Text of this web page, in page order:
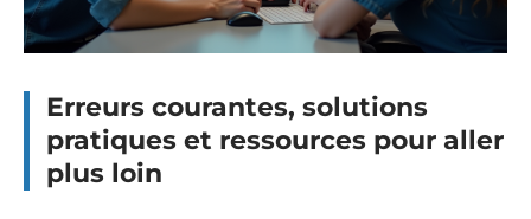
Erreurs courantes, solutions
pratiques et ressources pour aller
plus loin